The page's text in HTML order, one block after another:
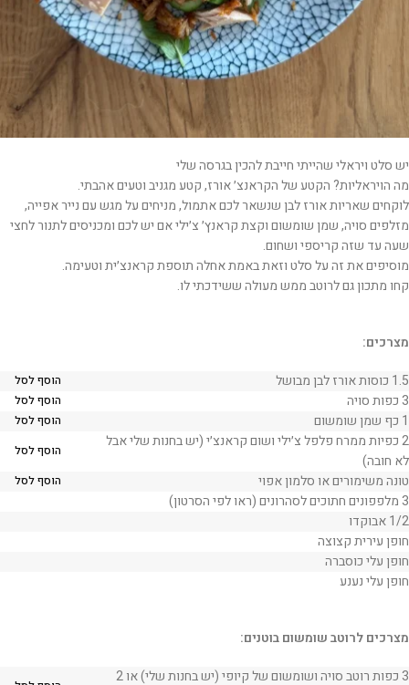
יש סלט ויראלי שהייתי חייבת להכין בגרסה שלי
מה הויראליות? הקטע של הקראנצ׳ אורז, קטע מגניב וטעים אהבתי.
לוקחים שאריות אורז לבן שנשאר לכם אתמול, מניחים על מגש עם נייר אפייה,
מזלפים סויה, שמן שומשום וקצת קראנץ׳ צ׳ילי אם יש לכם ומכניסים לתנור לחצי
שעה עד שזה קריספי ושחום.
מוסיפים את זה על סלט וזאת באמת אחלה תוספת קראנצ׳ית וטעימה.
קחו מתכון גם לרוטב ממש מעולה ששידכתי לו.
מצרכים:
1.5 כוסות אורז לבן מבושל
הוסף לסל
3 כפות סויה הוסף לסל
1 כף שמן שומשום הוסף לסל
2 כפיות ממרח פלפל צ׳ילי ושום קראנצ׳י (יש בחנות שלי אבל
לא חובה)
הוסף לסל
טונה משימורים או סלמון אפוי הוסף לסל
3 מלפפונים חתוכים לסהרונים (ראו לפי הסרטון)
1/2 אבוקדו
חופן עירית קצוצה
חופן עלי כוסברה
חופן עלי נענע
מצרכים לרוטב שומשום בוטנים:
3 כפות רוטב סויה ושומשום של קיופי (יש בחנות שלי) או 2